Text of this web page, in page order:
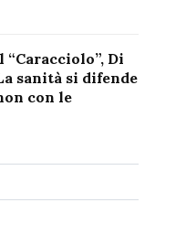
Di
sanità si difende
con le